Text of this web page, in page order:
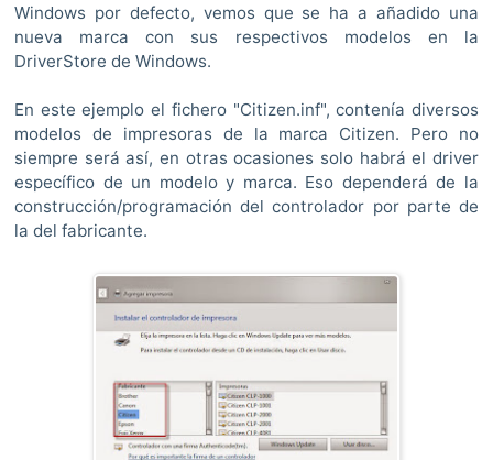
Windows por defecto, vemos que se ha a añadido una
nueva marca con sus respectivos modelos en la
DriverStore de Windows.
En este ejemplo el fichero "Citizen.inf", contenía diversos
modelos de impresoras de la marca Citizen. Pero no
siempre será así, en otras ocasiones solo habrá el driver
específico de un modelo y marca. Eso dependerá de la
construcción/programación del controlador por parte de
la del fabricante.